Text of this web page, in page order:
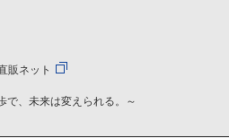
販ネット
で、未来は変えられる。～